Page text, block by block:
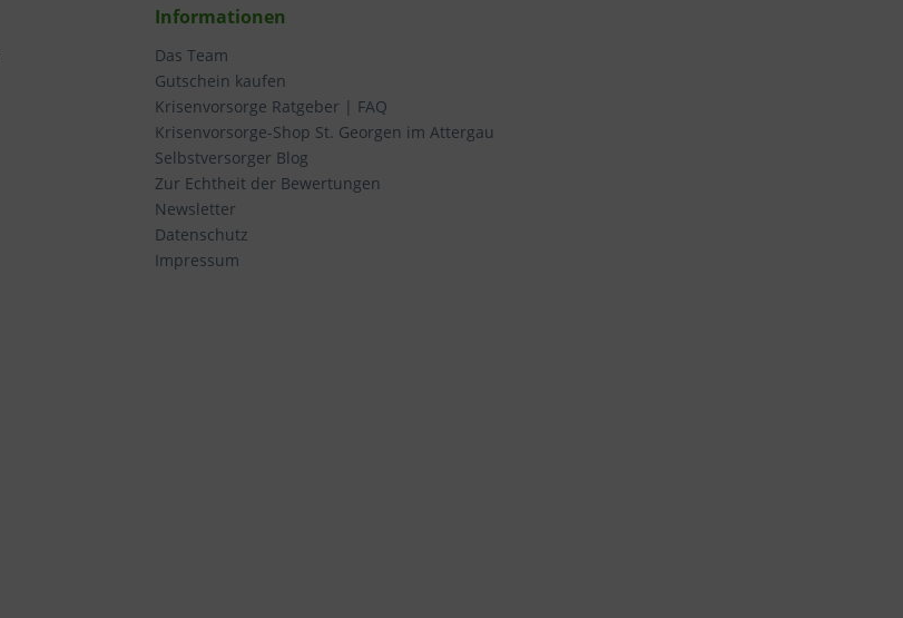
Informationen
Das Team
Gutschein kaufen
Krisenvorsorge Ratgeber | FAQ
Krisenvorsorge-Shop St. Georgen im Attergau
Selbstversorger Blog
Zur Echtheit der Bewertungen
Newsletter
Datenschutz
Impressum